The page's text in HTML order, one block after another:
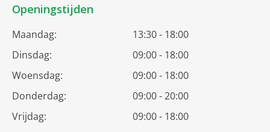
Openingstijden
Maandag:
13:30 - 18:00
Dinsdag:
09:00 - 18:00
Woensdag:
09:00 - 18:00
Donderdag:
09:00 - 20:00
Vrijdag:
09:00 - 18:00